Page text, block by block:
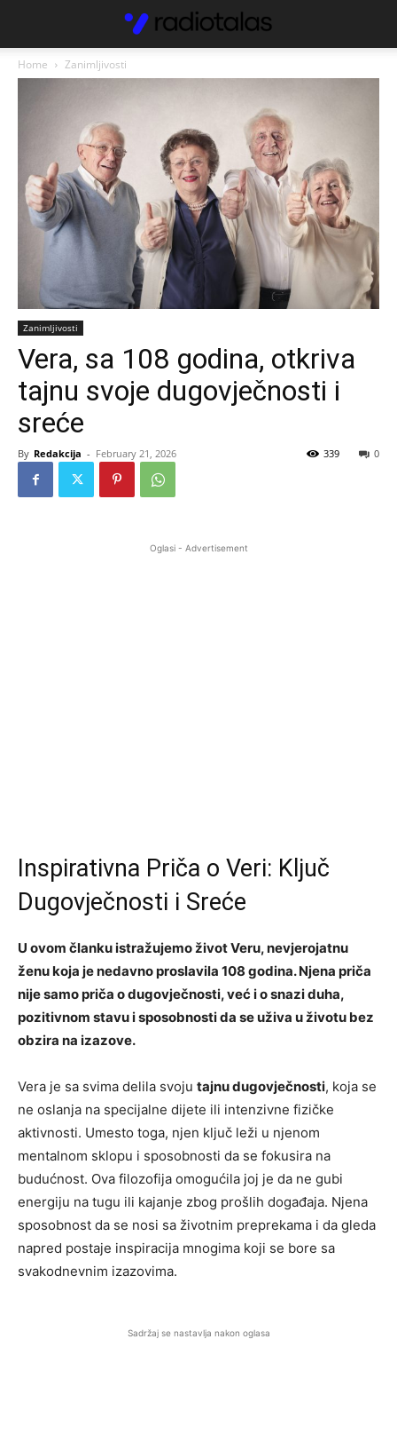
Home Zanimljivosti
Zanimljivosti
Vera, sa 108 godina, otkriva
tajnu svoje dugovječnosti i
sreće
By Redakcija - February 21, 2026 0
339
Oglasi - Advertisement
Inspirativna Priča o Veri: Ključ
Dugovječnosti i Sreće
U ovom članku istražujemo život Veru, nevjerojatnu
ženu koja je nedavno proslavila 108 godina. Njena priča
nije samo priča o dugovječnosti, već i o snazi duha,
pozitivnom stavu i sposobnosti da se uživa u životu bez
obzira na izazove.
Vera je sa svima delila svoju tajnu dugovječnosti, koja se
ne oslanja na specijalne dijete ili intenzivne fizičke
aktivnosti. Umesto toga, njen ključ leži u njenom
mentalnom sklopu i sposobnosti da se fokusira na
budućnost. Ova filozofija omogućila joj je da ne gubi
energiju na tugu ili kajanje zbog prošlih događaja. Njena
sposobnost da se nosi sa životnim preprekama i da gleda
napred postaje inspiracija mnogima koji se bore sa
svakodnevnim izazovima.
Sadržaj se nastavlja nakon oglasa